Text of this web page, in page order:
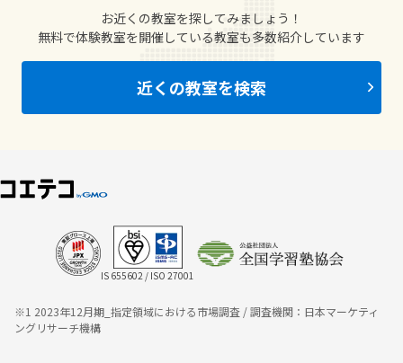
お近くの教室を探してみましょう！
無料で体験教室を開催している教室も多数紹介しています
近くの教室を検索
IS 655602 / ISO 27001
※1 2023年12月期_指定領域における市場調査 / 調査機関：日本マーケティ
ングリサーチ機構